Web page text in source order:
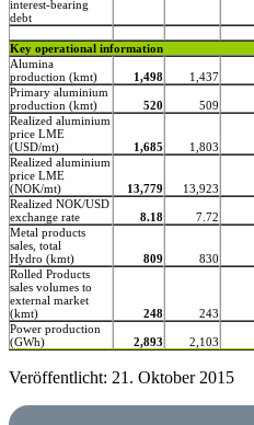
interest-bearing
debt
Key operational information
Alumina
production (kmt)
1,498 1,437
Primary aluminium
production (kmt)
520 509
Realized aluminium
price LME
(USD/mt)
1,685 1,803
Realized aluminium
price LME
(NOK/mt)
13,779 13,923
Realized NOK/USD
exchange rate
8.18 7.72
Metal products
sales, total
Hydro (kmt)
809 830
Rolled Products
sales volumes to
external market
(kmt)
248 243
Power production
(GWh)
2,893 2,103
Veröffentlicht: 21. Oktober 2015